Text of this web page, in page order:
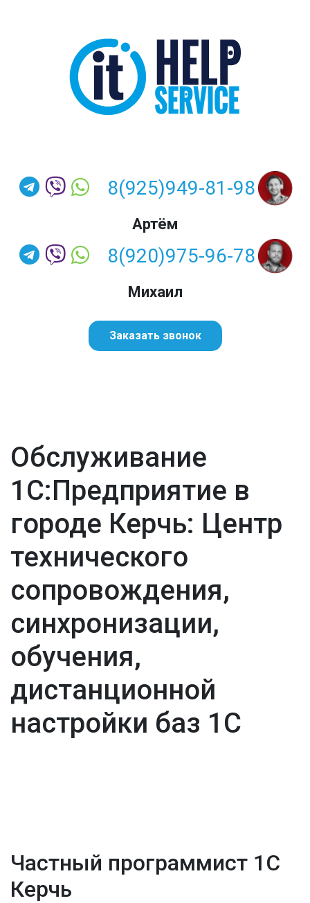
8(925)949-81-98
Артём
8(920)975-96-78
Михаил
Заказать звонок
Обслуживание
1С:Предприятие в
городе Керчь: Центр
технического
сопровождения,
синхронизации,
обучения,
дистанционной
настройки баз 1С
Частный программист 1С
Керчь